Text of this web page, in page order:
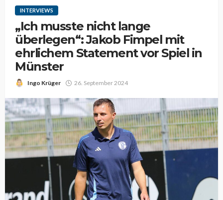
INTERVIEWS
„Ich musste nicht lange
überlegen“: Jakob Fimpel mit
ehrlichem Statement vor Spiel in
Münster
Ingo Krüger 26. September 2024